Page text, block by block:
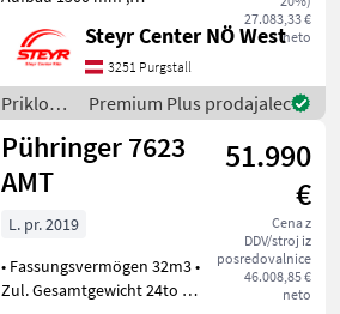
27.083,33 €
neto
40km/h Ausführung , 18m³
Zavora: Hidravlične zavore
Priklopniki Priklopnik s
potisno steno
Steyr Center NÖ West
3251 Purgstall
Priklopniki
/ Fliegl
Premium Plus prodajalec
Pühringer 7623
AMT
51.990
€
Cena z
DDV/stroj iz
posredovalnice
46.008,85 €
neto
L. pr. 2019
• Fassungsvermögen 32m3 •
Zul. Gesamtgewicht 24to •